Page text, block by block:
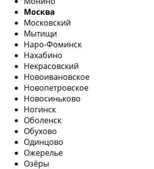
Москва
Московский
Мытищи
Наро-Фоминск
Нахабино
Некрасовский
Новоивановское
Новопетровское
Новосиньково
Ногинск
Оболенск
Обухово
Одинцово
Ожерелье
Озёры